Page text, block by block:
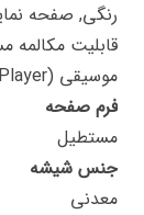
رنگی, صفحه
قابلیت مکالمه
موسیقی (Music Player)
فرم صفحه
مستطیل
جنس شیشه
معدنی